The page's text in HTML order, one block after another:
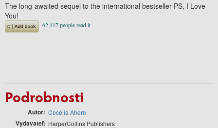
The long-awaited sequel to the international bestseller PS, I Love
You!
Podrobnosti
Autor Cecelia Ahern
Vydavateľ HarperCollins Publishers